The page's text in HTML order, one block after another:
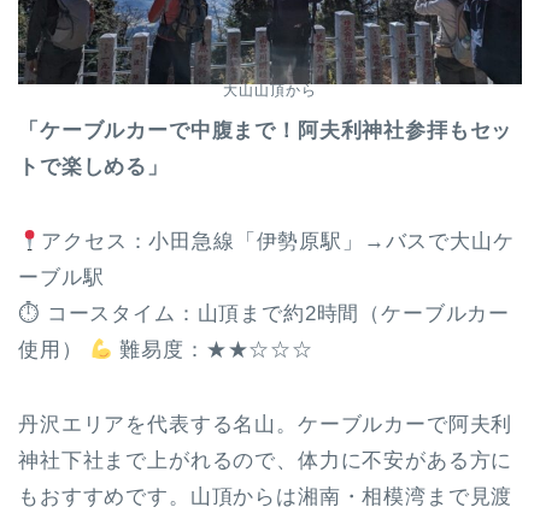
大山山頂から
「ケーブルカーで中腹まで！阿夫利神社参拝もセッ
トで楽しめる」
アクセス：小田急線「伊勢原駅」→バスで大山ケ
ーブル駅
⏱ コースタイム：山頂まで約2時間（ケーブルカー
使用）
難易度：★★☆☆☆
丹沢エリアを代表する名山。ケーブルカーで阿夫利
神社下社まで上がれるので、体力に不安がある方に
もおすすめです。山頂からは湘南・相模湾まで見渡